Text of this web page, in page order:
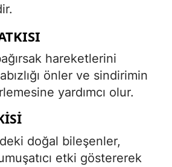
hareketlerini
önler ve sindirimin
yardımcı olur.
doğal bileşenler,
etki göstererek